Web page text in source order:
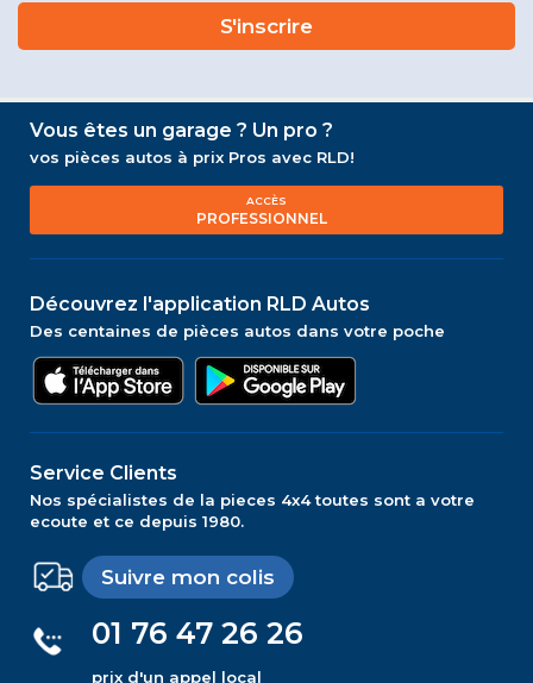
Vous êtes un garage ? Un pro ?
vos pièces autos à prix Pros avec RLD!
ACCÈS
PROFESSIONNEL
Découvrez l'application RLD Autos
Des centaines de pièces autos dans votre poche
Service Clients
Nos spécialistes de la pieces 4x4 toutes sont a votre
ecoute et ce depuis 1980.
Suivre mon colis
01 76 47 26 26
prix d'un appel local